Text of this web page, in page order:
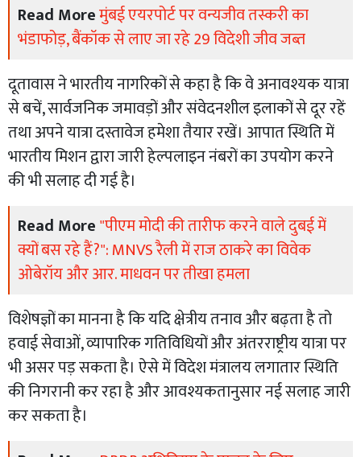
Read Moreमुंबई एयरपोर्ट पर वन्यजीव तस्करी का
भंडाफोड़, बैंकॉक से लाए जा रहे 29 विदेशी जीव जब्त
दूतावास ने भारतीय नागरिकों से कहा है कि वे अनावश्यक यात्रा
से बचें, सार्वजनिक जमावड़ों और संवेदनशील इलाकों से दूर रहें
तथा अपने यात्रा दस्तावेज हमेशा तैयार रखें। आपात स्थिति में
भारतीय मिशन द्वारा जारी हेल्पलाइन नंबरों का उपयोग करने
की भी सलाह दी गई है।
Read More"पीएम मोदी की तारीफ करने वाले दुबई में
क्यों बस रहे हैं?": MNVS रैली में राज ठाकरे का विवेक
ओबेरॉय और आर. माधवन पर तीखा हमला
विशेषज्ञों का मानना है कि यदि क्षेत्रीय तनाव और बढ़ता है तो
हवाई सेवाओं, व्यापारिक गतिविधियों और अंतरराष्ट्रीय यात्रा पर
भी असर पड़ सकता है। ऐसे में विदेश मंत्रालय लगातार स्थिति
की निगरानी कर रहा है और आवश्यकतानुसार नई सलाह जारी
कर सकता है।